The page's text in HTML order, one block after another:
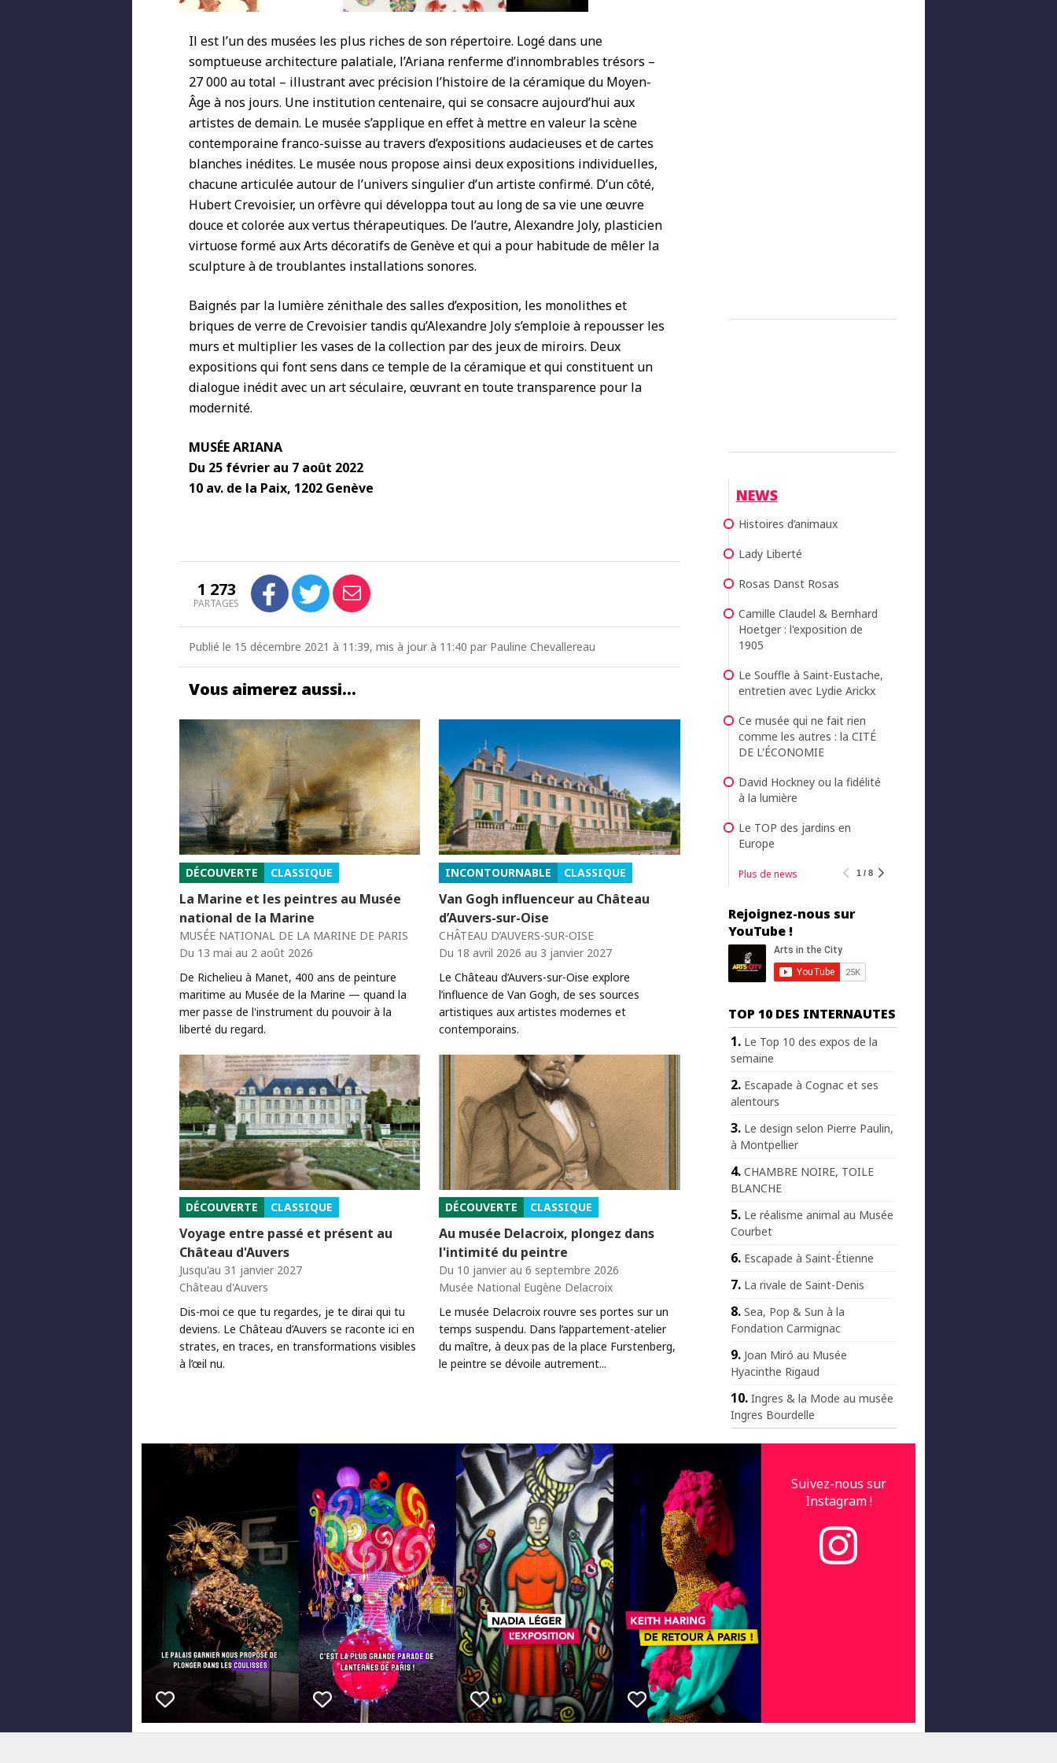
Il est l’un des musées les plus riches de son répertoire. Logé dans une
somptueuse architecture palatiale, l’Ariana renferme d’innombrables trésors –
27 000 au total – illustrant avec précision l’histoire de la céramique du Moyen-
Âge à nos jours. Une institution centenaire, qui se consacre aujourd’hui aux
artistes de demain. Le musée s’applique en effet à mettre en valeur la scène
contemporaine franco-suisse au travers d’expositions audacieuses et de cartes
blanches inédites. Le musée nous propose ainsi deux expositions individuelles,
chacune articulée autour de l’univers singulier d’un artiste confirmé. D’un côté,
Hubert Crevoisier, un orfèvre qui développa tout au long de sa vie une œuvre
douce et colorée aux vertus thérapeutiques. De l’autre, Alexandre Joly, plasticien
virtuose formé aux Arts décoratifs de Genève et qui a pour habitude de mêler la
sculpture à de troublantes installations sonores.
Baignés par la lumière zénithale des salles d’exposition, les monolithes et
briques de verre de Crevoisier tandis qu’Alexandre Joly s’emploie à repousser les
murs et multiplier les vases de la collection par des jeux de miroirs. Deux
expositions qui font sens dans ce temple de la céramique et qui constituent un
dialogue inédit avec un art séculaire, œuvrant en toute transparence pour la
modernité.
MUSÉE ARIANA
Du 25 février au 7 août 2022
10 av. de la Paix, 1202 Genève
1 273
PARTAGES
Publié le 15 décembre 2021 à 11:39, mis à jour à 11:40 par Pauline Chevallereau
Vous aimerez aussi…
DÉCOUVERTE CLASSIQUE
La Marine et les peintres au Musée
national de la Marine
MUSÉE NATIONAL DE LA MARINE DE PARIS
Du 13 mai au 2 août 2026
De Richelieu à Manet, 400 ans de peinture
maritime au Musée de la Marine — quand la
mer passe de l'instrument du pouvoir à la
liberté du regard.
INCONTOURNABLE CLASSIQUE
Van Gogh influenceur au Château
d’Auvers-sur-Oise
CHÂTEAU D’AUVERS-SUR-OISE
Du 18 avril 2026 au 3 janvier 2027
Le Château d’Auvers-sur-Oise explore
l’influence de Van Gogh, de ses sources
artistiques aux artistes modernes et
contemporains.
DÉCOUVERTE CLASSIQUE
Voyage entre passé et présent au
Château d'Auvers
Jusqu'au 31 janvier 2027
Château d'Auvers
Dis-moi ce que tu regardes, je te dirai qui tu
deviens. Le Château d’Auvers se raconte ici en
strates, en traces, en transformations visibles
à l’œil nu.
DÉCOUVERTE CLASSIQUE
Au musée Delacroix, plongez dans
l'intimité du peintre
Du 10 janvier au 6 septembre 2026
Musée National Eugène Delacroix
Le musée Delacroix rouvre ses portes sur un
temps suspendu. Dans l’appartement-atelier
du maître, à deux pas de la place Furstenberg,
le peintre se dévoile autrement...
NEWS
Histoires d’animaux
Lady Liberté
Rosas Danst Rosas
Camille Claudel & Bernhard
Hoetger : l'exposition de
1905
Le Souffle à Saint-Eustache,
entretien avec Lydie Arickx
Ce musée qui ne fait rien
comme les autres : la CITÉ
DE L'ÉCONOMIE
David Hockney ou la fidélité
à la lumière
Le TOP des jardins en
Europe
Plus de news 1 / 8
Rejoignez-nous sur
YouTube !
TOP 10 DES INTERNAUTES
Le Top 10 des expos de la
semaine
Escapade à Cognac et ses
alentours
Le design selon Pierre Paulin,
à Montpellier
CHAMBRE NOIRE, TOILE
BLANCHE
Le réalisme animal au Musée
Courbet
Escapade à Saint-Étienne
La rivale de Saint-Denis
Sea, Pop & Sun à la
Fondation Carmignac
Joan Miró au Musée
Hyacinthe Rigaud
Ingres & la Mode au musée
Ingres Bourdelle
Suivez-nous sur
Instagram !